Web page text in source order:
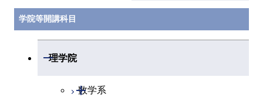
学院等開講科目
理学院
開閉
数学系
開閉